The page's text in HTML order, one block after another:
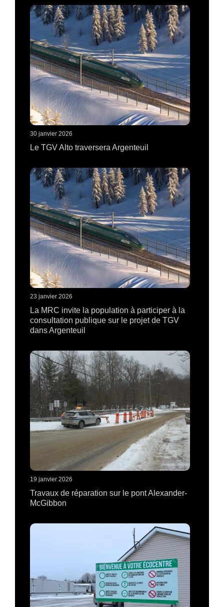
30 janvier 2026
Le TGV Alto traversera Argenteuil
23 janvier 2026
La MRC invite la population à participer à la
consultation publique sur le projet de TGV
dans Argenteuil
19 janvier 2026
Travaux de réparation sur le pont Alexander-
McGibbon